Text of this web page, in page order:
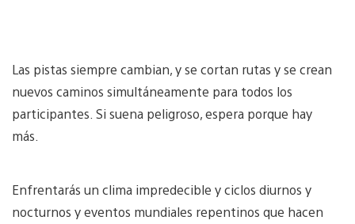
Las pistas siempre cambian, y se cortan rutas y se crean
nuevos caminos simultáneamente para todos los
participantes. Si suena peligroso, espera porque hay
más.
Enfrentarás un clima impredecible y ciclos diurnos y
nocturnos y eventos mundiales repentinos que hacen